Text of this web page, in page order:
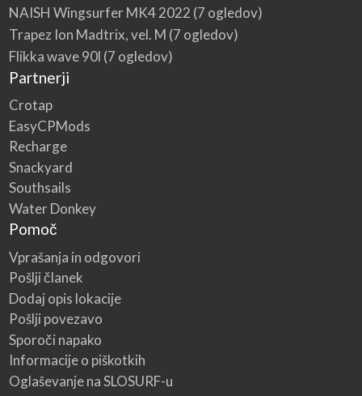
NAISH Wingsurfer MK4 2022 (7 ogledov)
Trapez Ion Madtrix, vel. M (7 ogledov)
Flikka wave 90l (7 ogledov)
Partnerji
Crotap
EasyCPMods
Recharge
Snackyard
Southsails
Water Donkey
Pomoč
Vprašanja in odgovori
Pošlji članek
Dodaj opis lokacije
Pošlji povezavo
Sporoči napako
Informacije o piškotkih
Oglaševanje na SLOSURF-u